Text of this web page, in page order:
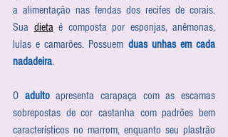
a alimentação nas fendas dos recifes de corais.
Sua dieta é composta por esponjas, anêmonas,
lulas e camarões. Possuem duas unhas em cada
nadadeira.
O adulto apresenta carapaça com as escamas
sobrepostas de cor castanha com padrões bem
característicos no marrom, enquanto seu plastrão